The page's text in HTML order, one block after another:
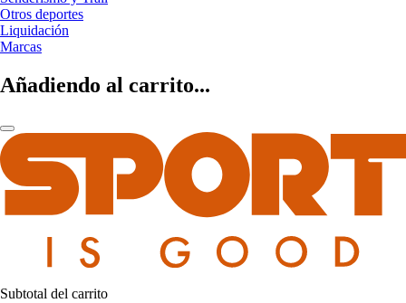
Otros deportes
Liquidación
Marcas
Añadiendo al carrito...
Subtotal del carrito